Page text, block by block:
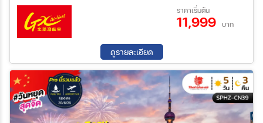
01 ก.ย. 69 - 05 ก.ย. 69
02 ก.ย. 69 - 06 ก.ย. 69
03 ก.ย. 69 - 07 ก.ย. 69
08 ก.ย. 69 - 12 ก.ย. 69
09 ก.ย. 69 - 13 ก.ย. 69
10 ก.ย. 69 - 14 ก.ย. 69
16 ก.ย. 69 - 20 ก.ย. 69
22 ก.ย. 69 - 26 ก.ย. 69
23 ก.ย. 69 - 27 ก.ย. 69
24 ก.ย. 69 - 28 ก.ย. 69
13 ต.ค. 69 - 17 ต.ค. 69
14 ต.ค. 69 - 18 ต.ค. 69
15 ต.ค. 69 - 19 ต.ค. 69
20 ต.ค. 69 - 24 ต.ค. 69
21 ต.ค. 69 - 25 ต.ค. 69
22 ต.ค. 69 - 26 ต.ค. 69
27 ต.ค. 69 - 31 ต.ค. 69
28 ต.ค. 69 - 01 พ.ย. 69
ราคาเริ่มต้น
11,999 บาท
ดูรายละเอียด